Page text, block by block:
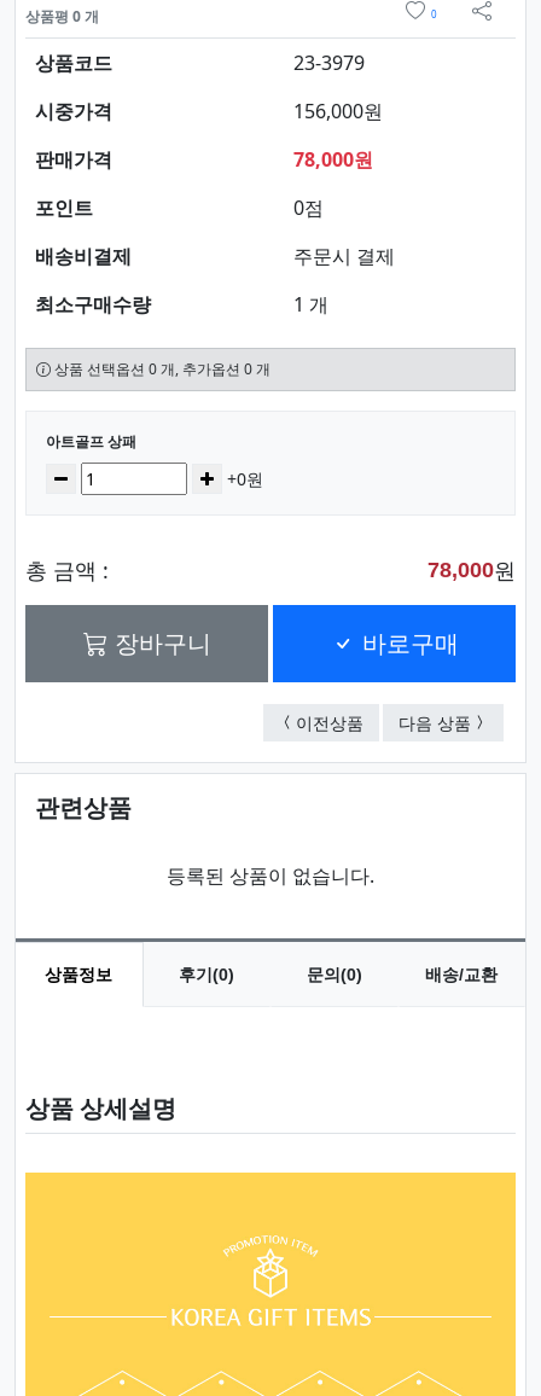
상품평 0 개 0
sns 공
상품코드
23-3979
시중가격
156,000원
판매가격
78,000원
포인트
0점
배송비결제
주문시 결제
최소구매수량
1 개
상품 선택옵션 0 개, 추가옵션 0 개
선택된 옵션
아트골프 상패
수량감소 증가+0원
총 금액 : 78,000원
장바구니 바로구매
이전상품 마르딘블랙 상패
다음 상품 타이골
관련상품
등록된 상품이 없습니다.
상품정보 후기(0) 문의(0) 배송/교환
상품 상세설명